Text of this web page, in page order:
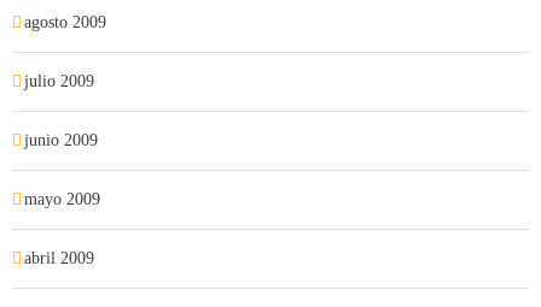
agosto 2009
julio 2009
junio 2009
mayo 2009
abril 2009